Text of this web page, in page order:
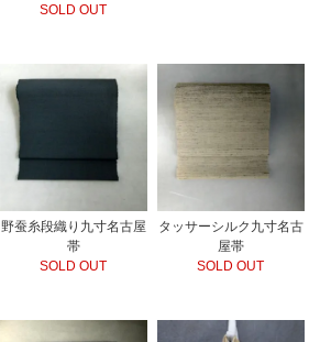
SOLD OUT
野蚕糸段織り九寸名古屋
帯
SOLD OUT
タッサーシルク九寸名古
屋帯
SOLD OUT